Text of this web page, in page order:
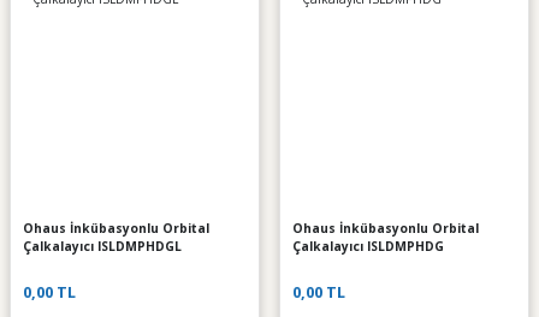
Ohaus İnkübasyonlu Orbital
Çalkalayıcı ISLDMPHDGL
0,00 TL
Ohaus İnkübasyonlu Orbital
Çalkalayıcı ISLDMPHDG
0,00 TL